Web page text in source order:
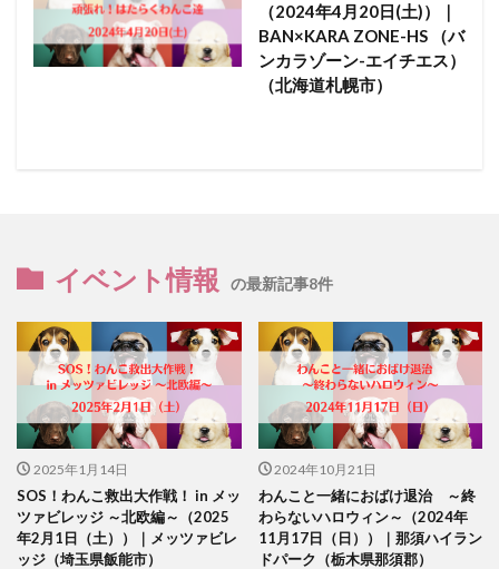
（2024年4月20日(土)）｜
BAN×KARA ZONE-HS （バ
ンカラゾーン-エイチエス）
（北海道札幌市）
イベント情報 の最新記事8件
2025年1月14日
SOS！わんこ救出大作戦！ in メッ
ツァビレッジ ～北欧編～（2025
年2月1日（土））｜メッツァビレ
ッジ（埼玉県飯能市）
2024年10月21日
わんこと一緒におばけ退治 ～終
わらないハロウィン～（2024年
11月17日（日））｜那須ハイラン
ドパーク（栃木県那須郡）